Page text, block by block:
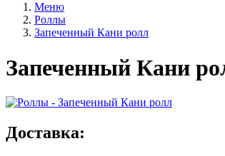
Меню
Роллы
Запеченный Кани ролл
Запеченный Кани
Доставка: